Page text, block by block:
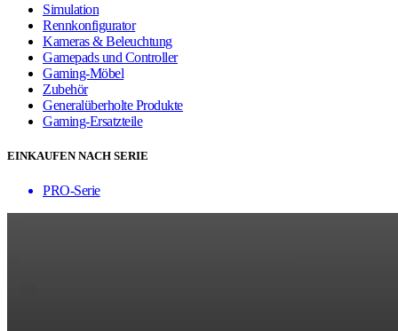
Simulation
Rennkonfigurator
Kameras & Beleuchtung
Gamepads und Controller
Gaming-Möbel
Zubehör
Generalüberholte Produkte
Gaming-Ersatzteile
EINKAUFEN NACH SERIE
PRO-Serie